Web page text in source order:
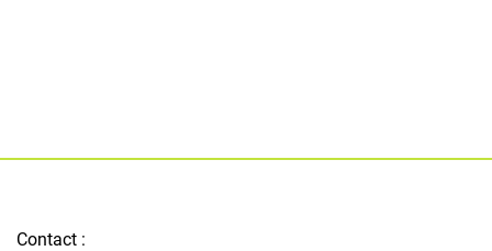
Contact :